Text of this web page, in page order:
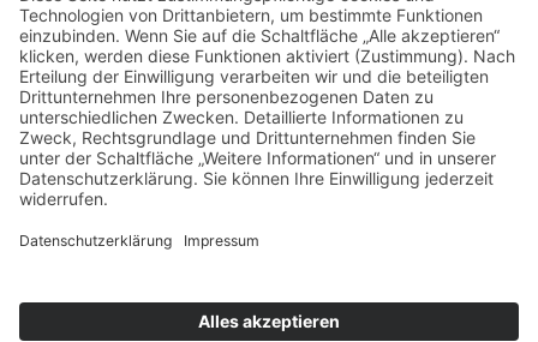
Essen auf Rädern
Service
Kontakt
Karriere
Diakonie Verbund Kulmbach
Geschwister-Gummi-Stiftung